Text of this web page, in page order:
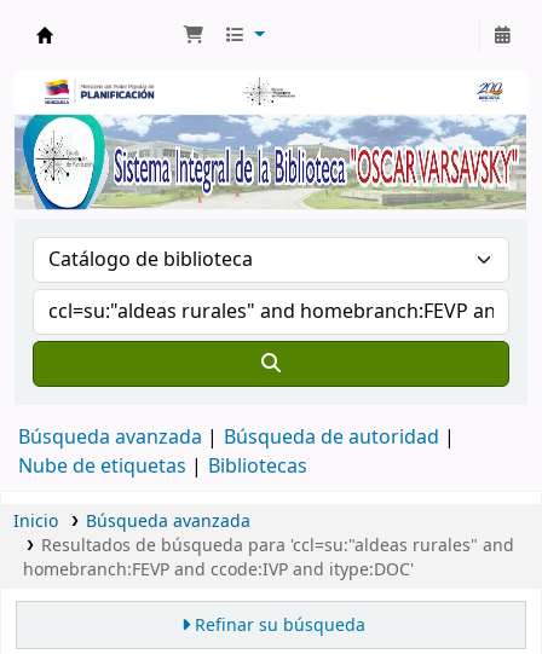
Búsqueda avanzada
Búsqueda de autoridad
Nube de etiquetas
Bibliotecas
Inicio
Búsqueda avanzada
Resultados de búsqueda para 'ccl=su:"aldeas rurales" and
homebranch:FEVP and ccode:IVP and itype:DOC'
Refinar su búsqueda